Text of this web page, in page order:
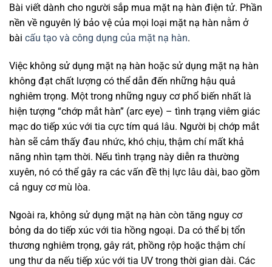
Bài viết dành cho người sắp mua mặt nạ hàn điện tử. Phần
nền về nguyên lý bảo vệ của mọi loại mặt nạ hàn nằm ở
bài cấu tạo và công dụng của mặt nạ hàn.
Việc không sử dụng mặt nạ hàn hoặc sử dụng mặt nạ hàn
không đạt chất lượng có thể dẫn đến những hậu quả
nghiêm trọng. Một trong những nguy cơ phổ biến nhất là
hiện tượng “chớp mắt hàn” (arc eye) – tình trạng viêm giác
mạc do tiếp xúc với tia cực tím quá lâu. Người bị chớp mắt
hàn sẽ cảm thấy đau nhức, khó chịu, thậm chí mất khả
năng nhìn tạm thời. Nếu tình trạng này diễn ra thường
xuyên, nó có thể gây ra các vấn đề thị lực lâu dài, bao gồm
cả nguy cơ mù lòa.
Ngoài ra, không sử dụng mặt nạ hàn còn tăng nguy cơ
bỏng da do tiếp xúc với tia hồng ngoại. Da có thể bị tổn
thương nghiêm trọng, gây rát, phồng rộp hoặc thậm chí
ung thư da nếu tiếp xúc với tia UV trong thời gian dài. Các